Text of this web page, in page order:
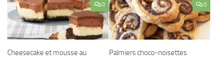
0
Cheesecake et mousse au
0
Palmiers choco-noisettes